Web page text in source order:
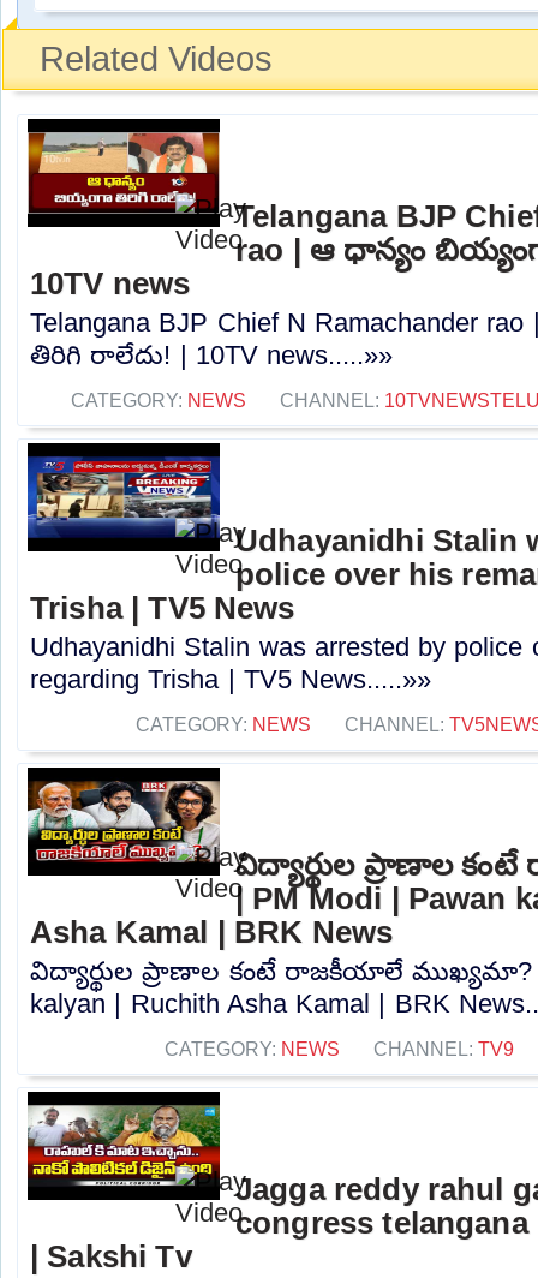
Related Videos
Telangana BJP
rao | ఆ ధాన్యం
10TV news
Telangana BJP Chief N Ramachander
తిరిగి రాలేదు! | 10TV news.....»»
CATEGORY: NEWS CHANNEL:
Udhayanidhi Stalin
police over his
Trisha | TV5 News
Udhayanidhi Stalin was arrested by police
regarding Trisha | TV5 News.....»»
CATEGORY: NEWS CHANNEL:
విద్యార్థుల ప్రాణాల
| PM Modi | Pawan
Asha Kamal | BRK News
విద్యార్థుల ప్రాణాల కంటే రాజకీయాలే ముఖ్యమా? |
kalyan | Ruchith Asha Kamal | BRK
CATEGORY: NEWS CHANNEL: TV9
Jagga reddy rahul
congress
| Sakshi Tv